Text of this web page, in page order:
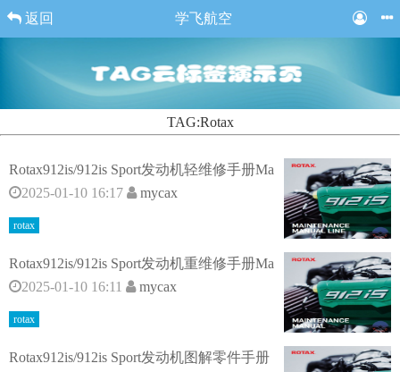
返回 学飞航空
TAG:Rotax
Rotax912is/912is Sport发动机轻维修手册Ma
2025-01-10 16:17
mycax
rotax
Rotax912is/912is Sport发动机重维修手册Ma
2025-01-10 16:11
mycax
rotax
Rotax912is/912is Sport发动机图解零件手册